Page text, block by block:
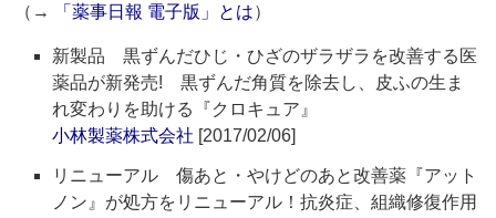
（→
「薬事日報 電子版」とは）
新製品 黒ずんだひじ・ひざのザラザラを改善する医
薬品が新発売! 黒ずんだ角質を除去し、皮ふの生ま
れ変わりを助ける『クロキュア』
小林製薬株式会社 [2017/02/06]
リニューアル 傷あと・やけどのあと改善薬『アット
ノン』が処方をリニューアル！抗炎症、組織修復作用